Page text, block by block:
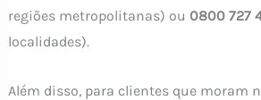
regiões metropolitanas) ou 0800 727
localidades).
Além disso, para clientes que moram